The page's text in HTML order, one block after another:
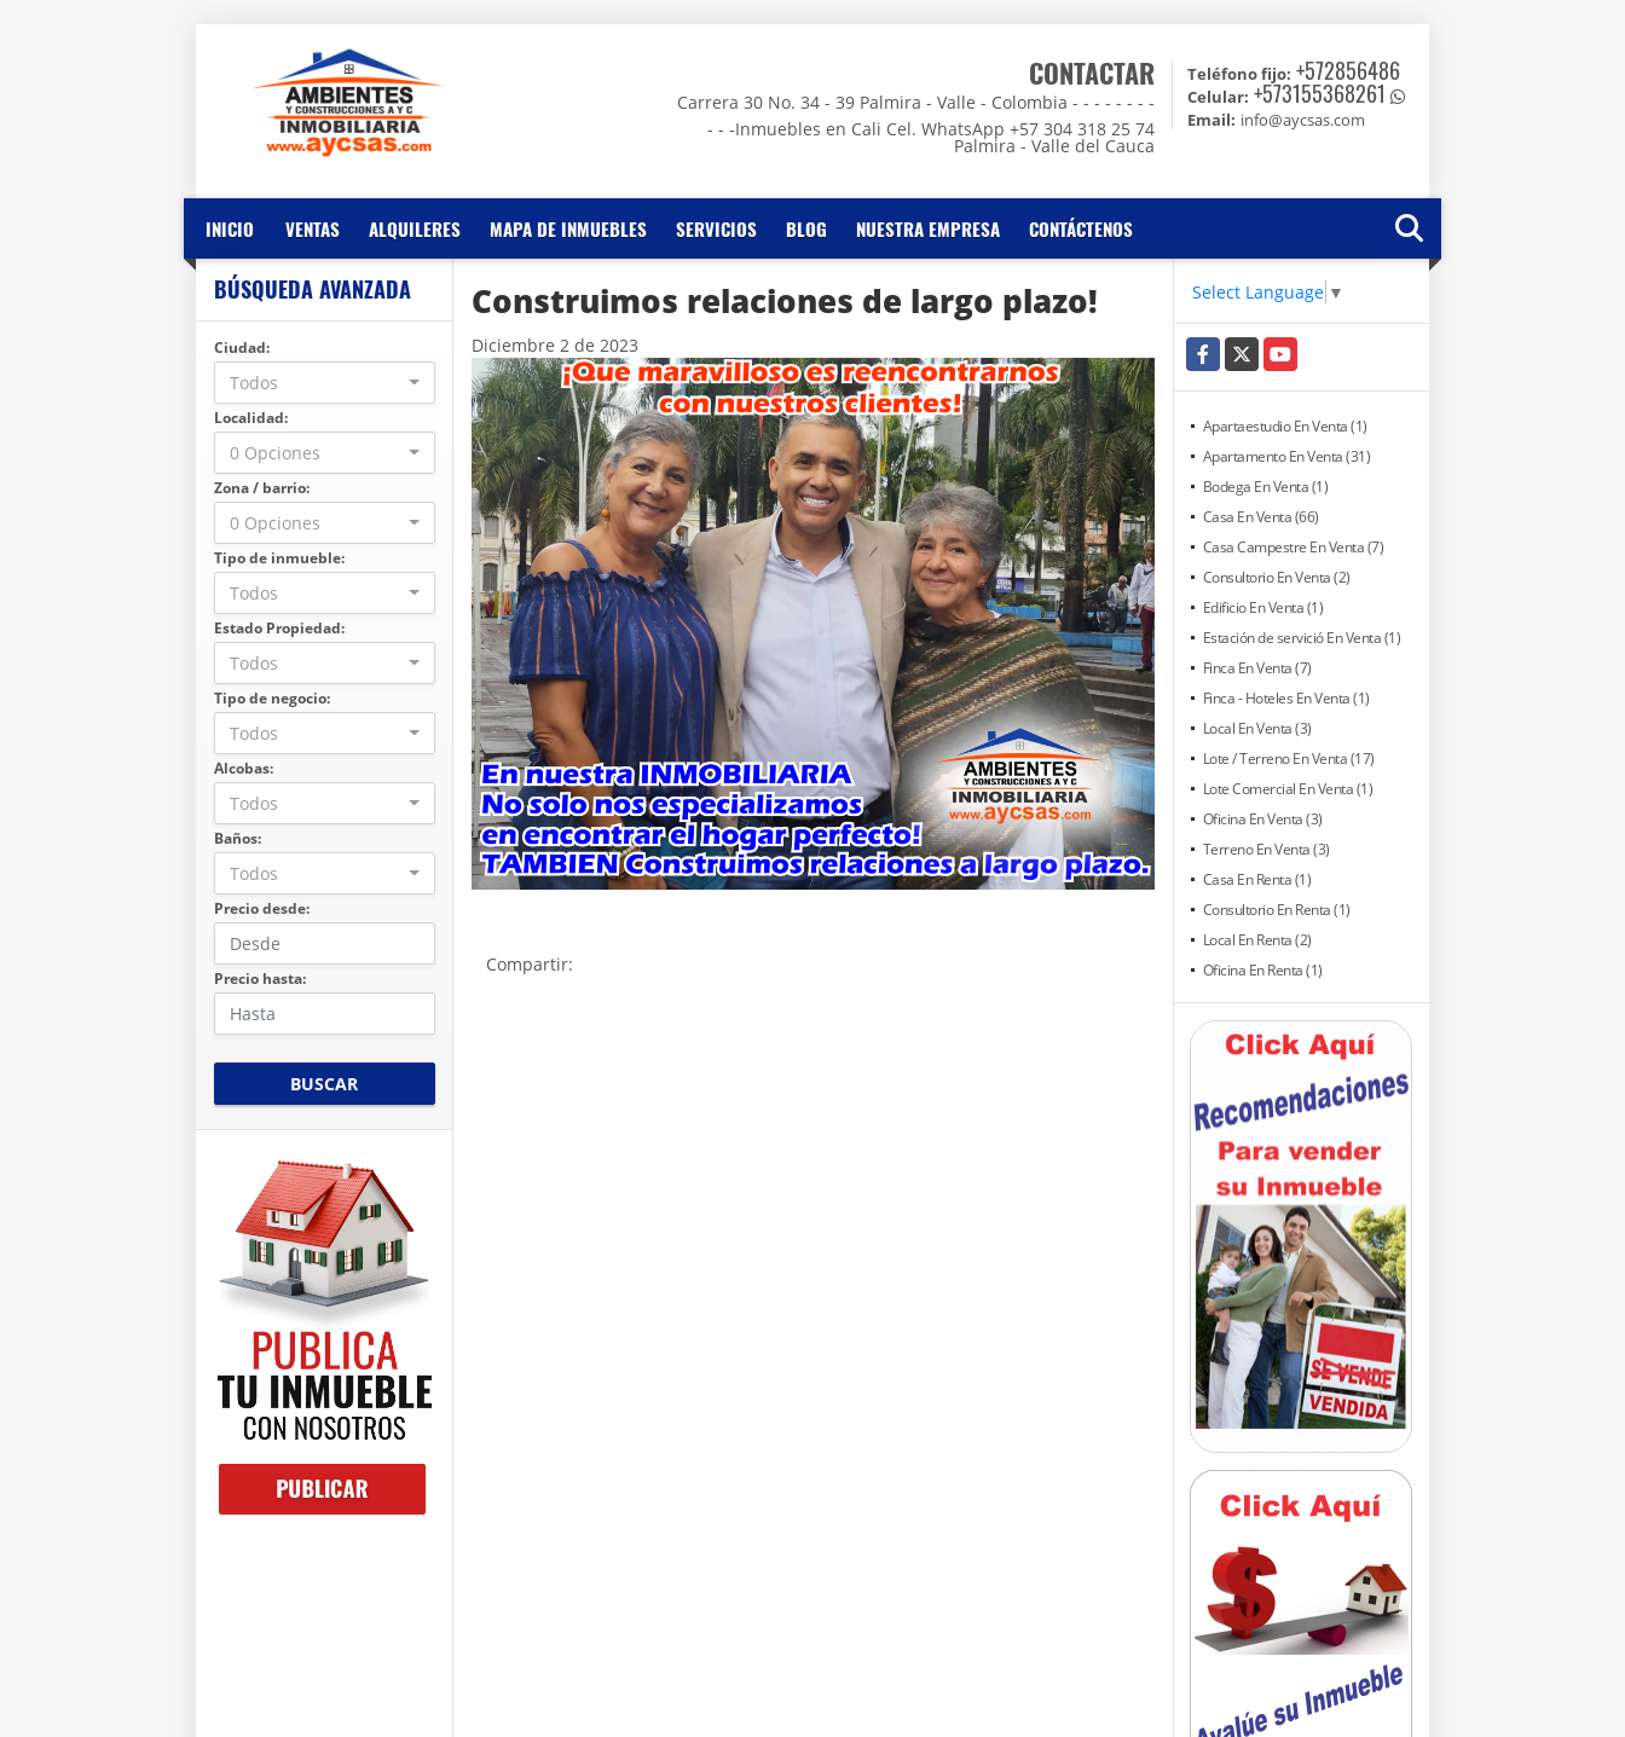
CONTACTAR
Carrera 30 No. 34 - 39 Palmira - Valle - Colombia - - - - - - - -
- - -Inmuebles en Cali Cel. WhatsApp +57 304 318 25 74
Palmira - Valle del Cauca
Teléfono fijo: +572856486
Celular: +573155368261
Email: info@aycsas.com
INICIO VENTAS ALQUILERES MAPA DE INMUEBLES SERVICIOS BLOG NUESTRA EMPRESA CONTÁCTENOS
BÚSQUEDA AVANZADA
Ciudad:
Todos
Localidad:
0 Opciones
Zona / barrio:
0 Opciones
Tipo de inmueble:
Todos
Estado Propiedad:
Todos
Tipo de negocio:
Todos
Alcobas:
Todos
Baños:
Todos
Precio desde:
Precio hasta:
BUSCAR
Construimos relaciones de largo plazo!
Diciembre 2 de 2023
Compartir:
Select Language ▼
Facebook
X YouTube
Apartaestudio En Venta (1)
Apartamento En Venta (31)
Bodega En Venta (1)
Casa En Venta (66)
Casa Campestre En Venta (7)
Consultorio En Venta (2)
Edificio En Venta (1)
Estación de servició En Venta (1)
Finca En Venta (7)
Finca - Hoteles En Venta (1)
Local En Venta (3)
Lote / Terreno En Venta (17)
Lote Comercial En Venta (1)
Oficina En Venta (3)
Terreno En Venta (3)
Casa En Renta (1)
Consultorio En Renta (1)
Local En Renta (2)
Oficina En Renta (1)